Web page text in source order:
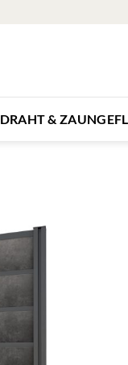
DRAHT &